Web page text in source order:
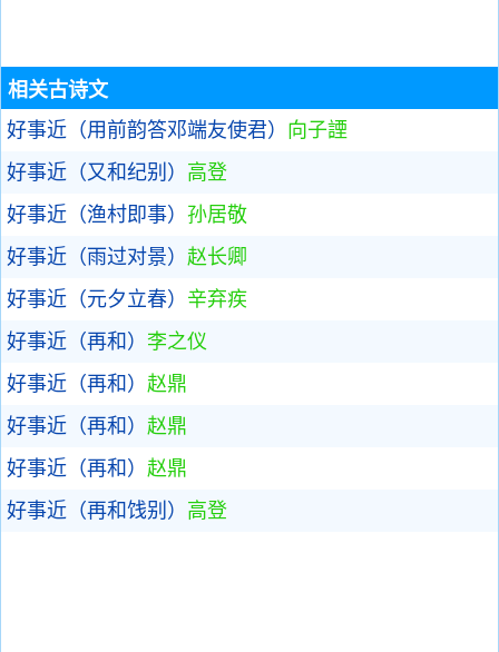
相关古诗文
好事近（用前韵答邓端友使君） 向子諲
好事近（又和纪别） 高登
好事近（渔村即事） 孙居敬
好事近（雨过对景） 赵长卿
好事近（元夕立春） 辛弃疾
好事近（再和） 李之仪
好事近（再和） 赵鼎
好事近（再和） 赵鼎
好事近（再和） 赵鼎
好事近（再和饯别） 高登